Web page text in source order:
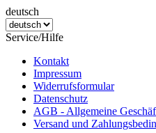
deutsch
Service/Hilfe
Kontakt
Impressum
Widerrufsformular
Datenschutz
AGB - Allgemeine
Versand und